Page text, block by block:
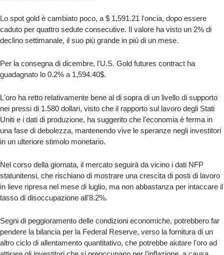
Lo spot gold è cambiato poco, a $ 1,591.21 l'oncia, dopo essere
caduto per quattro sedute consecutive. Il valore ha visto un 2% di
declino settimanale, il suo più grande in più di un mese.
Per la consegna di dicembre, l'U.S. Gold futures contract ha
guadagnato lo 0.2% a 1,594.40$.
L'oro ha retto relativamente bene al di sopra di un livello di supporto
nei pressi di 1.580 dollari, visto che il rapporto sul lavoro degli Stati
Uniti e i dati di produzione, ha suggerito che l'economia è ferma in
una fase di debolezza, mantenendo vive le speranze negli investitori
in un ulteriore stimolo monetario.
Nel corso della giornata, il mercato seguirà da vicino i dati NFP
statunitensi, che rischiano di mostrare una crescita di posti di lavoro
in lieve ripresa nel mese di luglio, ma non abbastanza per intaccare il
tasso di disoccupazione all'8.2%.
Segni di peggioramento delle condizioni economiche, potrebbero far
pendere la bilancia per la Federal Reserve, verso la fornitura di un
altro ciclo di allentamento quantitativo, che potrebbe aiutare l'oro ad